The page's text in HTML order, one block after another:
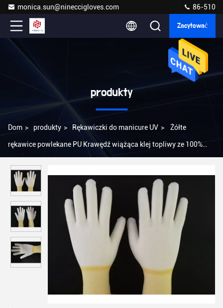
monica.sun@nineccigloves.com 86-510
Zacytować
produkty
Dom > produkty > Rękawiczki do manicure UV > Żółte
rękawice powlekane PU Krawędź wiążąca klej topliwy ze 100%